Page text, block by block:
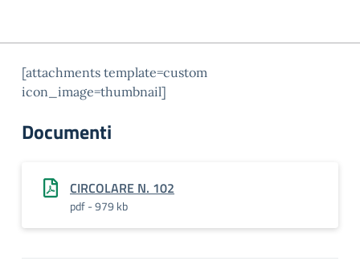
[attachments template=custom
icon_image=thumbnail]
Documenti
CIRCOLARE N. 102
pdf - 979 kb